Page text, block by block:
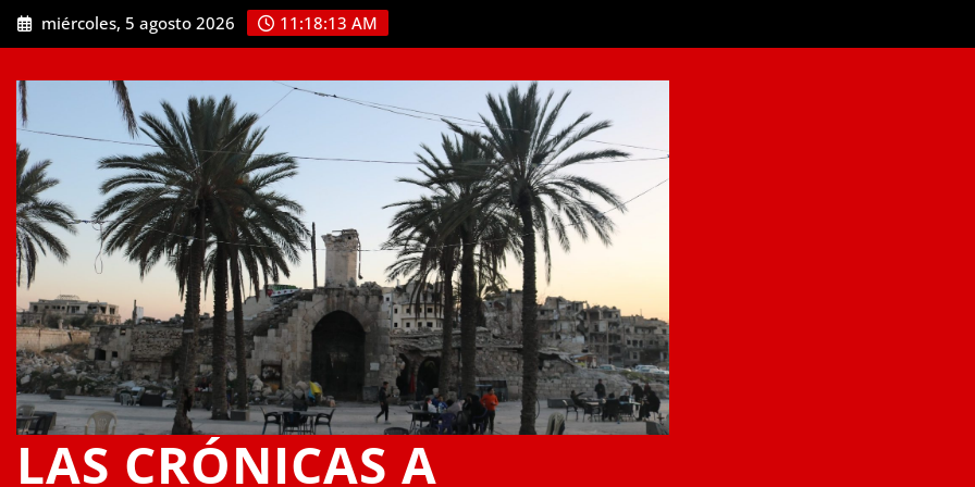
Saltar
al
miércoles, 5 agosto 2026 11:18:14 AM
LAS CRÓNICAS A